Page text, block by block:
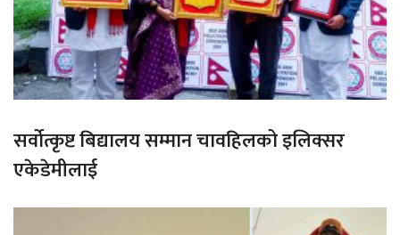
सर्वोत्कृष्ट बिद्यालय सम्मान चावहिलको इलिक्सर
एकेडेमीलाई